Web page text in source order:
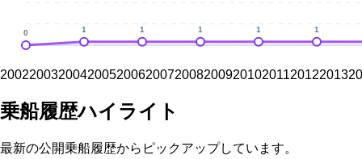
0 1 1 1 1 1
200220032004200520062007200820092010201120122013
乗船履歴ハイライト
最新の公開乗船履歴からピックアップしています。